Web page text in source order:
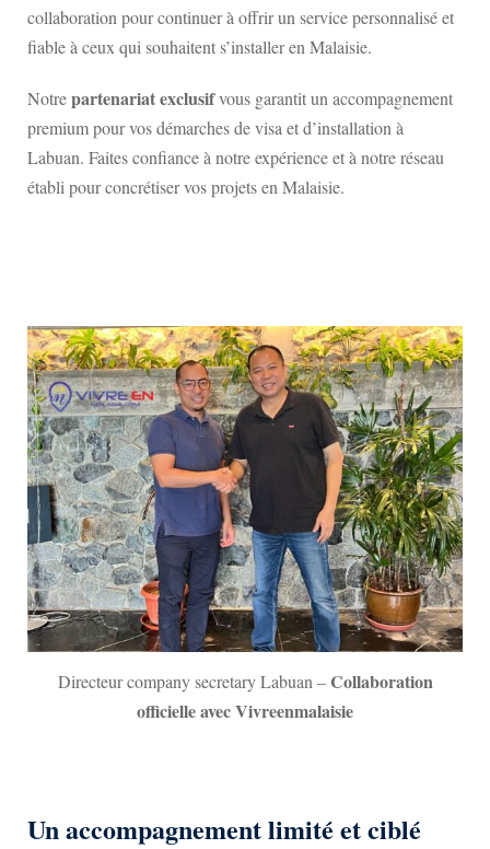
collaboration pour continuer à offrir un service personnalisé et
fiable à ceux qui souhaitent s’installer en Malaisie.
Notrepartenariat exclusifvous garantit un accompagnement
premium pour vos démarches de visa et d’installation à
Labuan. Faites confiance à notre expérience et à notre réseau
établi pour concrétiser vos projets en Malaisie.
Directeur company secretary Labuan –Collaboration
officielle avec Vivreenmalaisie
Un accompagnement limité et ciblé